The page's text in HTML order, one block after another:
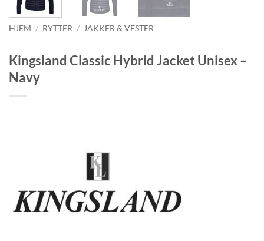
HJEM / RYTTER / JAKKER & VESTER
Kingsland Classic Hybrid Jacket Unisex –
Navy